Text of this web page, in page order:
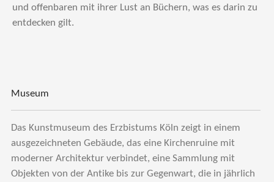
und offenbaren mit ihrer Lust an Büchern, was es darin zu
entdecken gilt.
Museum
Das Kunstmuseum des Erzbistums Köln zeigt in einem
ausgezeichneten Gebäude, das eine Kirchenruine mit
moderner Architektur verbindet, eine Sammlung mit
Objekten von der Antike bis zur Gegenwart, die in jährlich